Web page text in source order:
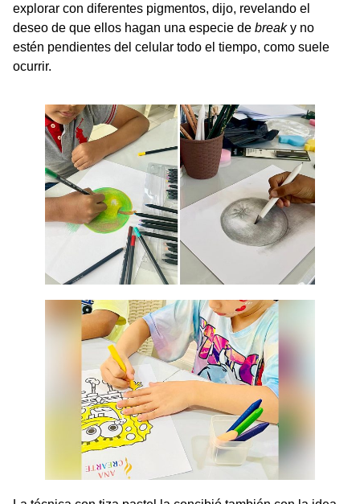
explorar con diferentes pigmentos, dijo, revelando el
deseo de que ellos hagan una especie de breaky no
estén pendientes del celular todo el tiempo, como suele
ocurrir.